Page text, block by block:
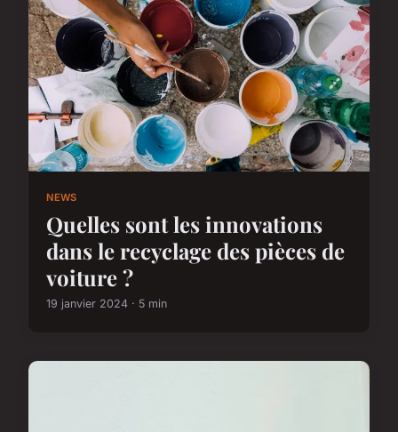
NEWS
Quelles sont les innovations
dans le recyclage des pièces de
voiture ?
19 janvier 2024 · 5 min